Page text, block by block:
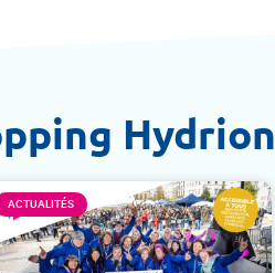
Hydrion
ACTUALITÉS